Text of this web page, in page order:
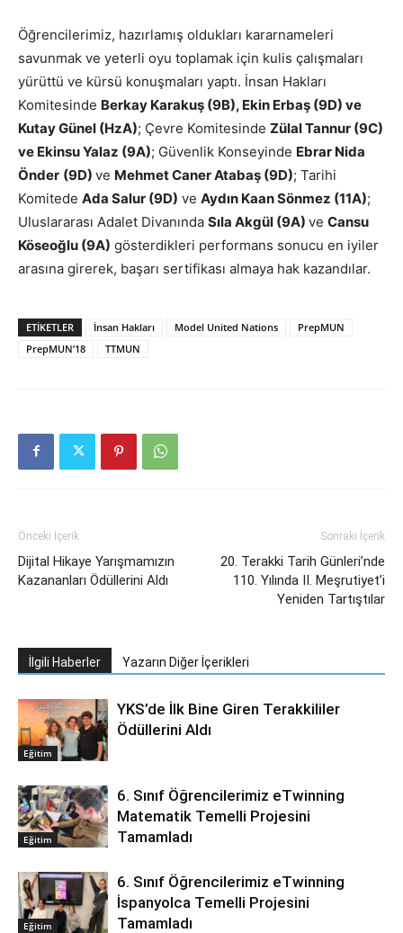
Öğrencilerimiz, hazırlamış oldukları kararnameleri
savunmak ve yeterli oyu toplamak için kulis çalışmaları
yürüttü ve kürsü konuşmaları yaptı. İnsan Hakları
Komitesinde Berkay Karakuş (9B), Ekin Erbaş (9D) ve
Kutay Günel (HzA); Çevre Komitesinde Zülal Tannur (9C)
ve Ekinsu Yalaz (9A); Güvenlik Konseyinde Ebrar Nida
Önder (9D) ve Mehmet Caner Atabaş (9D); Tarihi
Komitede Ada Salur (9D) ve Aydın Kaan Sönmez (11A);
Uluslararası Adalet Divanında Sıla Akgül (9A) ve Cansu
Köseoğlu (9A) gösterdikleri performans sonucu en iyiler
arasına girerek, başarı sertifikası almaya hak kazandılar.
ETIKETLER İnsan Hakları Model United Nations
PrepMUN
PrepMUN’18
TTMUN
Önceki İçerik
Dijital Hikaye Yarışmamızın
Kazananları Ödüllerini Aldı
Sonraki İçerik
20. Terakki Tarih Günleri’nde
110. Yılında II. Meşrutiyet’i
Yeniden Tartıştılar
İlgili Haberler Yazarın Diğer İçerikleri
Eğitim
YKS’de İlk Bine Giren Terakkililer
Ödüllerini Aldı
Eğitim
6. Sınıf Öğrencilerimiz eTwinning
Matematik Temelli Projesini
Tamamladı
Eğitim
6. Sınıf Öğrencilerimiz eTwinning
İspanyolca Temelli Projesini
Tamamladı